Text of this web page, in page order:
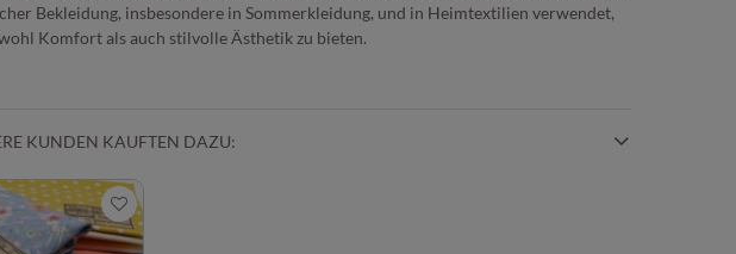
Bekleidung, insbesondere in Sommerkleidung, und in Heimtextilien verwendet,
Komfort als auch stilvolle Ästhetik zu bieten.
KUNDEN KAUFTEN DAZU: